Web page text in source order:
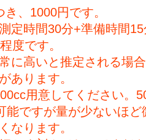
、1000円です。
定時間30分+準備時間
度です。
に高いと推定される場
あります。
用意してください。
能ですが量が少ないほど
なります。